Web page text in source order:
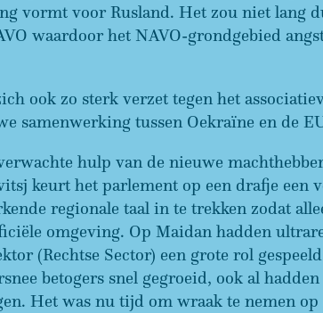
vormt voor Rusland. Het zou niet lang
waardoor het NAVO-grondgebied
ook zo sterk verzet tegen het
samenwerking tussen Oekraïne en de
hulp van de nieuwe
keurt het parlement op een drafje een
regionale taal in te trekken zodat
omgeving. Op Maidan hadden
(Rechtse Sector) een grote rol
betogers snel gegroeid, ook al
Het was nu tijd om wraak te nemen